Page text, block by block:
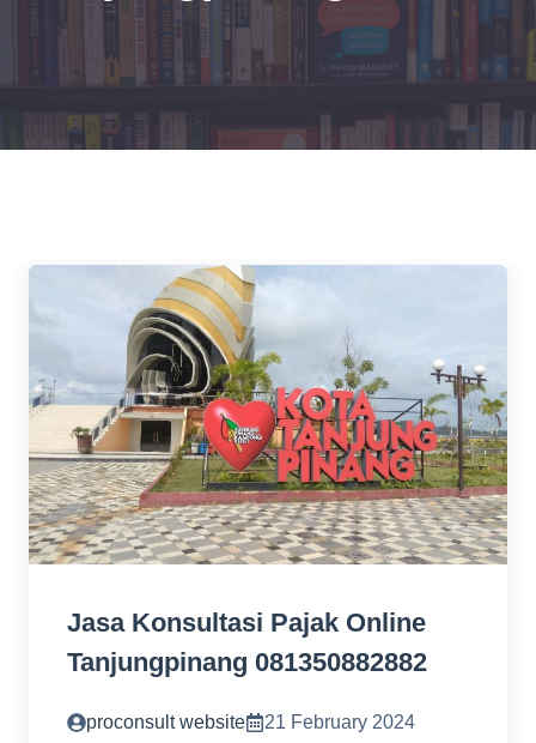
Jasa Konsultasi Pajak Online
Tanjungpinang 081350882882
proconsult website 21 February 2024